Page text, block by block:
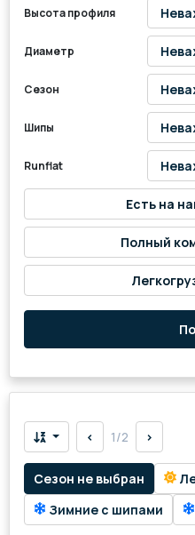
Высота профиля
Диаметр
Сезон
Шипы
Runflat
Есть на
Полный
< 1/2 >
Сезон не выбран
Зимние с шипами